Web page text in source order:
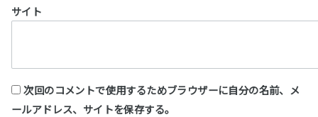
サイト
次回のコメントで使用するためブラウザーに自分の名前、メ
ールアドレス、サイトを保存する。